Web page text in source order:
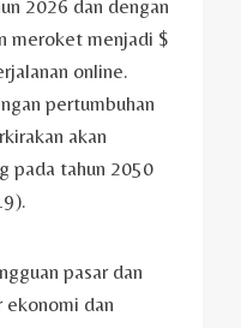
2026 dan dengan
meroket menjadi $
online.
pertumbuhan
akan
pada tahun 2050
pasar dan
ekonomi dan